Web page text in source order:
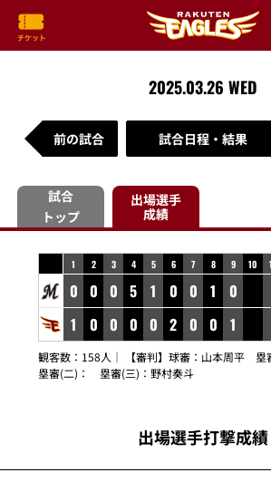
2025.03.26 WED
前の試合 試合日程・結果
試合
トップ
出場選手
成績
1 2 3 4 5 6 7 8 9 10
0 0 0 5 1 0 0 1
0
1
0 0 0 0 2 0 0 1
観客数：158人｜ 【審判】球審： 山本周平 塁
塁審(二)：
塁審(三)： 野村奏斗
出場選手打撃成績